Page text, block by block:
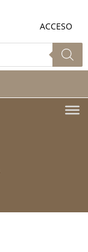
0
ACCESO